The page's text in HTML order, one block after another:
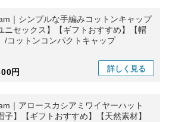
｜シンプルな手編みコットンキャップ
ニセックス】【ギフトおすすめ】【帽
/コットンコンパクトキャップ
円 詳しく 見る
｜アロースカシアミワイヤーハット
子】【ギフトおすすめ】【天然素材】